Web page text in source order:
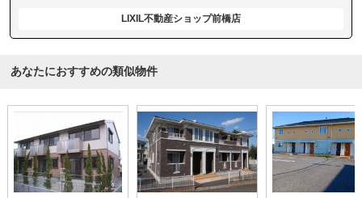
LIXIL不動産ショップ前橋店
あなたにおすすめの類似物件